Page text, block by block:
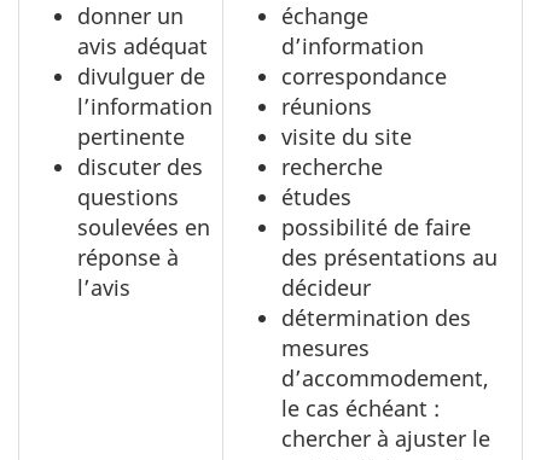
donner un
avis adéquat
divulguer de
l’information
pertinente
discuter des
questions
soulevées en
réponse à
l’avis
échange
d’information
correspondance
réunions
visite du site
recherche
études
possibilité de faire
des présentations au
décideur
détermination des
mesures
d’accommodement,
le cas échéant :
chercher à ajuster le